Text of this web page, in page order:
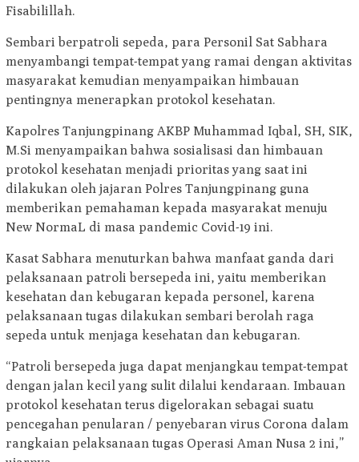
Fisabilillah.
Sembari berpatroli sepeda, para Personil Sat Sabhara
menyambangi tempat-tempat yang ramai dengan aktivitas
masyarakat kemudian menyampaikan himbauan
pentingnya menerapkan protokol kesehatan.
Kapolres Tanjungpinang AKBP Muhammad Iqbal, SH, SIK,
M.Si menyampaikan bahwa sosialisasi dan himbauan
protokol kesehatan menjadi prioritas yang saat ini
dilakukan oleh jajaran Polres Tanjungpinang guna
memberikan pemahaman kepada masyarakat menuju
New NormaL di masa pandemic Covid-19 ini.
Kasat Sabhara menuturkan bahwa manfaat ganda dari
pelaksanaan patroli bersepeda ini, yaitu memberikan
kesehatan dan kebugaran kepada personel, karena
pelaksanaan tugas dilakukan sembari berolah raga
sepeda untuk menjaga kesehatan dan kebugaran.
“Patroli bersepeda juga dapat menjangkau tempat-tempat
dengan jalan kecil yang sulit dilalui kendaraan. Imbauan
protokol kesehatan terus digelorakan sebagai suatu
pencegahan penularan / penyebaran virus Corona dalam
rangkaian pelaksanaan tugas Operasi Aman Nusa 2 ini,”